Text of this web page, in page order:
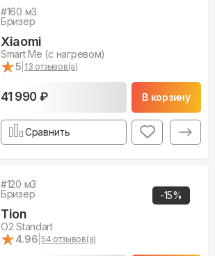
#160 м3
Бризер
Xiaomi
Smart Me (с нагревом)
★
★5 13 отзывов(а)
41 990 ₽ В корзину
Сравнить
-15%
#120 м3
Бризер
Tion
O2 Standart
★
★4.96 |54 отзывов(а)